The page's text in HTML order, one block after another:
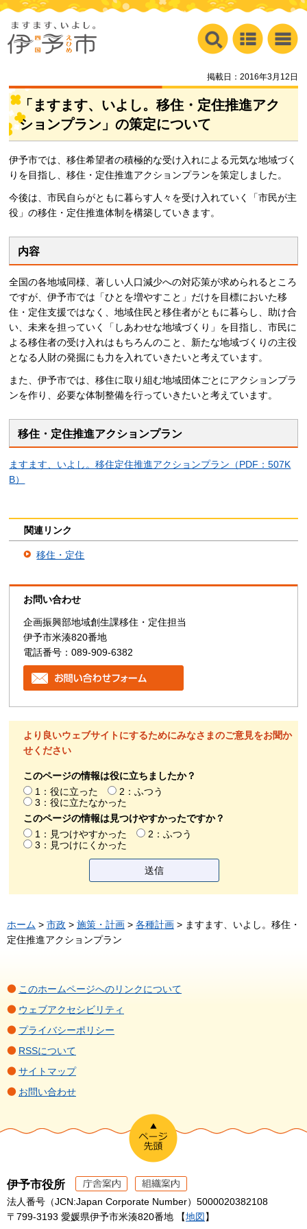
掲載日：2016年3月12日
「ますます、いよし。移住・定住推進アク
ションプラン」の策定について
伊予市では、移住希望者の積極的な受け入れによる元気な地域づく
りを目指し、移住・定住推進アクションプランを策定しました。
今後は、市民自らがともに暮らす人々を受け入れていく「市民が主
役」の移住・定住推進体制を構築していきます。
内容
全国の各地域同様、著しい人口減少への対応策が求められるところ
ですが、伊予市では「ひとを増やすこと」だけを目標においた移
住・定住支援ではなく、地域住民と移住者がともに暮らし、助け合
い、未来を担っていく「しあわせな地域づくり」を目指し、市民に
よる移住者の受け入れはもちろんのこと、新たな地域づくりの主役
となる人財の発掘にも力を入れていきたいと考えています。
また、伊予市では、移住に取り組む地域団体ごとにアクションプラ
ンを作り、必要な体制整備を行っていきたいと考えています。
移住・定住推進アクションプラン
ますます、いよし。移住定住推進アクションプラン（PDF：507K
B）
関連リンク
移住・定住
お問い合わせ
企画振興部地域創生課移住・定住担当
伊予市米湊820番地
電話番号：089-909-6382
より良いウェブサイトにするためにみなさまのご意見をお聞か
せください
このページの情報は役に立ちましたか？
1：役に立った
2：ふつう
3：役に立たなかった
このページの情報は見つけやすかったですか？
1：見つけやすかった
2：ふつう
3：見つけにくかった
ホーム > 市政 > 施策・計画 > 各種計画 > ますます、いよし。移住・
定住推進アクションプラン
このホームページへのリンクについて
ウェブアクセシビリティ
プライバシーポリシー
RSSについて
サイトマップ
お問い合わせ
伊予市役所
法人番号（JCN:Japan Corporate Number）5000020382108
〒799-3193 愛媛県伊予市米湊820番地 【地図 】